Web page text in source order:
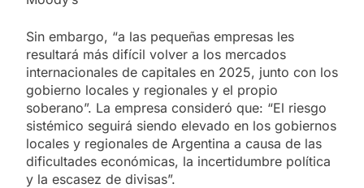
Sin embargo, “a las pequeñas empresas les
resultará más difícil volver a los mercados
internacionales de capitales en 2025, junto con los
gobierno locales y regionales y el propio
soberano”. La empresa consideró que: “El riesgo
sistémico seguirá siendo elevado en los gobiernos
locales y regionales de Argentina a causa de las
dificultades económicas, la incertidumbre política
y la escasez de divisas”.